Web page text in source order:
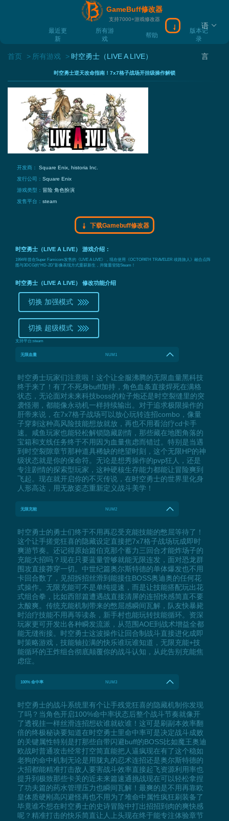
GameBuff修改器
支持7000+游戏修改器
最近更
新
所有游
戏
帮助
版本记
录
下载Gamebuff
语
言
首页 所有游戏 时空勇士（LIVE A LIVE）
时空勇士逆天改命指南！7x7格子战场开挂级操作解锁
开发商： Square Enix, historia Inc.
发行公司： Square Enix
游戏类型： 冒险角色扮演
发售平台： steam
下载Gamebuff修改器
时空勇士（LIVE A LIVE） 游戏介绍：
1994年曾在Super Famicom发售的《LIVE A LIVE》，现在使用《OCTOPATH TRAVELER 歧路旅人》融合点阵
图与3DCG的“HD-2D”影像表现方式重获新生，并隆重登陆Steam！
时空勇士（LIVE A LIVE） 修改功能介绍
切换 加强模式
切换 超级模式
支持平台:steam
无限血量 NUM1
时空勇士玩家们注意啦！这个让全服沸腾的无限血量黑科技
终于来了！有了不死身buff加持，角色血条直接焊死在满格
状态，无论面对未来科技boss的粒子炮还是时空裂缝里的突
袭怪潮，都能像永动机一样持续输出。对于追求极限操作的
肝帝来说，在7x7格子战场可以放心玩转连招combo，像量
子穿刺这种高风险技能想放就放，再也不用看治疗cd卡手
速。咸鱼玩家也能轻松解锁隐藏剧情，那些藏在地图角落的
宝箱和支线任务终于不用因为血量焦虑而错过。特别是当遇
到时空裂隙章节那种道具稀缺的绝望时刻，这个无限HP的神
级状态就是你的保命符。无论是想秀操作的pvp狂人，还是
专注剧情的探索型玩家，这种硬核生存能力都能让冒险爽到
飞起。现在就开启你的不灭传说，在时空勇士的世界里化身
人形高达，用无敌姿态重新定义战斗美学！
无限充能 NUM2
时空勇士的勇士们终于不用再忍受充能技能的憋屈等待了！
这个让手搓党狂喜的隐藏设定直接把7x7格子战场玩成即时
爽游节奏。还记得原始篇伯克那个蓄力三回合才能炸场子的
充能大招吗？现在只要蓝量管够就能无限连发，面对恐龙群
围攻直接莽穿一切。中世纪篇奥尔斯特德的单体爆发也不用
卡回合数了，见招拆招丝滑到能接住BOSS奥迪奥的任何花
式操作。无限充能可不是单纯提速，而是让技能搭配玩出花
式组合拳，比如西部篇遭遇战直接清屏的连招快感简直不要
太酸爽。传统充能机制带来的憋屈感瞬间瓦解，队友快暴毙
时治疗技能不用再等读条，新手村也能玩转技能循环。资深
玩家更可开发出各种瞬发流派，从范围AOE到战术增益全都
能无缝衔接。时空勇士这波操作让回合制战斗直接进化成即
时策略游戏，技能轴拉满的快乐谁玩谁知道，无限充能+技
能循环的王炸组合彻底颠覆你的战斗认知，从此告别充能焦
虑症。
100% 命中率 NUM3
时空勇士的战斗系统里有个让手残党狂喜的隐藏机制你发现
了吗？当角色开启100%命中率状态后整个战斗节奏就像开
了透视挂一样丝滑连招想砍谁就砍谁！这可是刷副本效率翻
倍的终极秘诀要知道在时空勇士里命中率可是决定战斗成败
的关键属性特别是打那些自带闪避buff的BOSS比如魔王奥迪
欧战时普通攻击经常打空简直能把人逼疯现在有了这个稳如
老狗的命中机制无论是用胧丸的忍术连招还是奥尔斯特德的
大招都能精准打击敌人要害战斗效率直接起飞资源利用率也
提升到极致那些卡关的近未来篇速通挑战现在可以轻松拿捏
了功夫篇的药水管理压力也瞬间瓦解！最爽的是不用再靠欧
皇体质硬刚高闪避怪再也不用为了堆命中属性疯狂刷装备了
毕竟谁不想在时空勇士的史诗冒险中打出招招到肉的爽快感
呢？精准打击的快乐简直让人上头现在终于能专注体验章节